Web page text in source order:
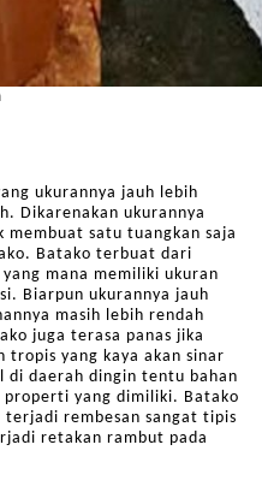
ukurannya jauh lebih
Dikarenakan ukurannya
membuat satu tuangkan saja
Batako terbuat dari
mana memiliki ukuran
Biarpun ukurannya jauh
masih lebih rendah
juga terasa panas jika
tropis yang kaya akan sinar
di daerah dingin tentu bahan
properti yang dimiliki. Batako
terjadi rembesan sangat tipis
retakan rambut pada